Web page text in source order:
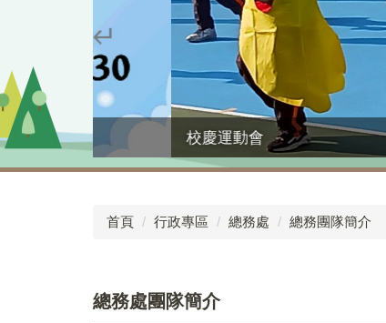
校慶運動會
首頁 行政專區 總務處 總務團隊簡介
總務處團隊簡介